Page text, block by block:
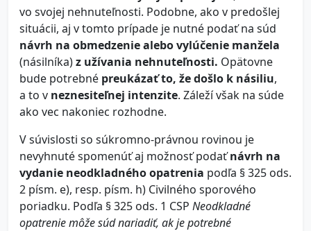
vo svojej nehnuteľnosti. Podobne, ako v predošlej
situácii, aj v tomto prípade je nutné podať na súd
návrh na obmedzenie alebo vylúčenie manžela
(násilníka)z užívania nehnuteľnosti. Opätovne
bude potrebné preukázať to, že došlo k násiliu,
a to v neznesiteľnej intenzite. Záleží však na súde
ako vec nakoniec rozhodne.
V súvislosti so súkromno-právnou rovinou je
nevyhnuté spomenúť aj možnosť podaťnávrh na
vydanie neodkladného opatrenia podľa § 325 ods.
2 písm. e), resp. písm. h) Civilného sporového
poriadku. Podľa § 325 ods. 1 CSP Neodkladné
opatrenie môže súd nariadiť, ak je potrebné